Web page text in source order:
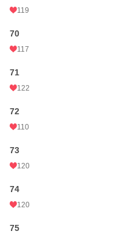
119
70
117
71
122
72
110
73
120
74
120
75